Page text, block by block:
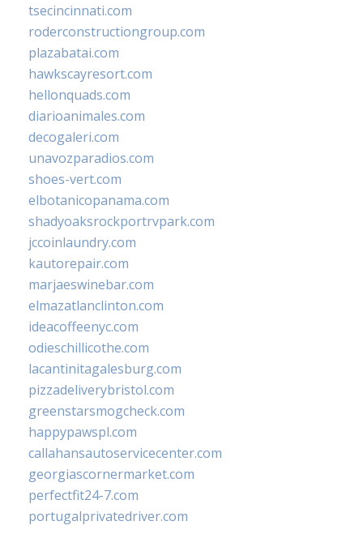
tsecincinnati.com
roderconstructiongroup.com
plazabatai.com
hawkscayresort.com
hellonquads.com
diarioanimales.com
decogaleri.com
unavozparadios.com
shoes-vert.com
elbotanicopanama.com
shadyoaksrockportrvpark.com
jccoinlaundry.com
kautorepair.com
marjaeswinebar.com
elmazatlanclinton.com
ideacoffeenyc.com
odieschillicothe.com
lacantinitagalesburg.com
pizzadeliverybristol.com
greenstarsmogcheck.com
happypawspl.com
callahansautoservicecenter.com
georgiascornermarket.com
perfectfit24-7.com
portugalprivatedriver.com